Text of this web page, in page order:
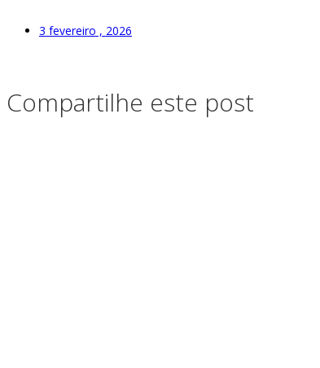
3 fevereiro , 2026
Compartilhe este post